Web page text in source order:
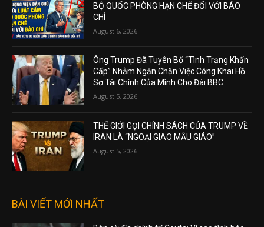
BỘ QUỐC PHÒNG HẠN CHẾ ĐỐI VỚI BÁO
CHÍ
August 6, 2026
Ông Trump Đã Tuyên Bố “Tình Trạng Khẩn
Cấp” Nhằm Ngăn Chặn Việc Công Khai Hồ
Sơ Tài Chính Của Mình Cho Đài BBC
August 5, 2026
THẾ GIỚI GỌI CHÍNH SÁCH CỦA TRUMP VỀ
IRAN LÀ “NGOẠI GIAO MẪU GIÁO”
August 5, 2026
BÀI VIẾT MỚI NHẤT